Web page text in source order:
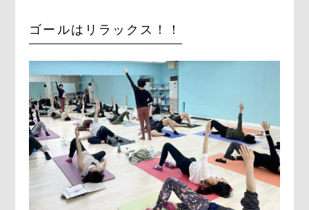
ゴールはリラックス！！